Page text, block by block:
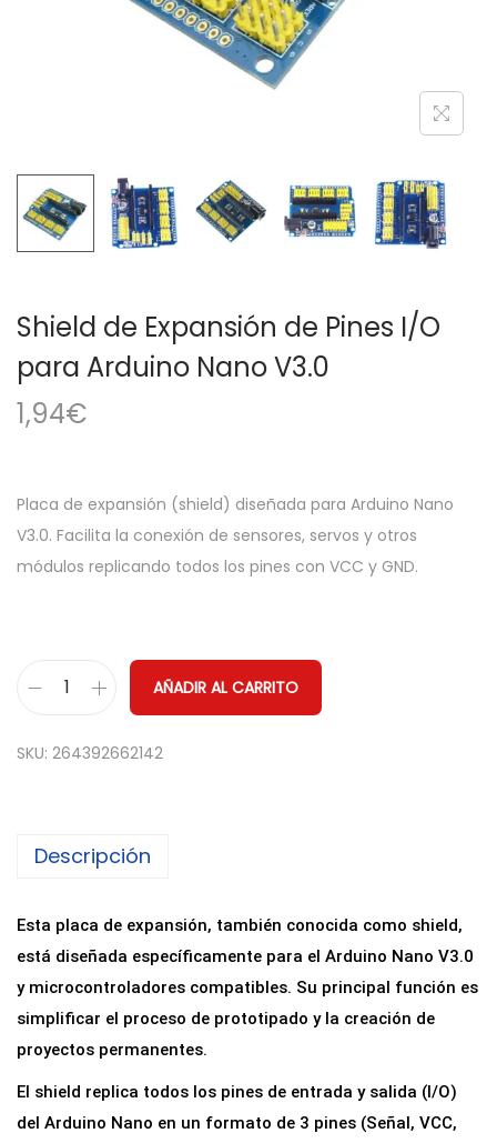
a
c
i
i
d
o
Shield de Expansión de Pines I/O
para Arduino Nano V3.0
1,94€
Placa de expansión (shield) diseñada para Arduino Nano
V3.0. Facilita la conexión de sensores, servos y otros
módulos replicando todos los pines con VCC y GND.
i
d
e
E
x
p
a
AÑADIR AL CARRITO
SKU: 264392662142
Descripción
Esta placa de expansión, también conocida como shield,
está diseñada específicamente para el Arduino Nano V3.0
y microcontroladores compatibles. Su principal función es
simplificar el proceso de prototipado y la creación de
proyectos permanentes.
El shield replica todos los pines de entrada y salida (I/O)
del Arduino Nano en un formato de 3 pines (Señal, VCC,